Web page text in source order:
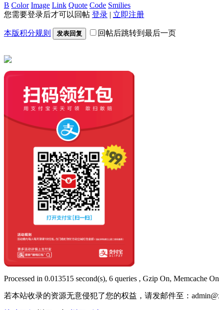
B Color Image Link Quote Code Smilies
您需要登录后才可以回帖 登录 | 立即注册
本版积分规则 发表回复 回帖后跳转到最后一页
Processed in 0.013515 second(s), 6 queries , Gzip On, Memcache
若本站收录的资源无意侵犯了您的权益，请发邮件至：